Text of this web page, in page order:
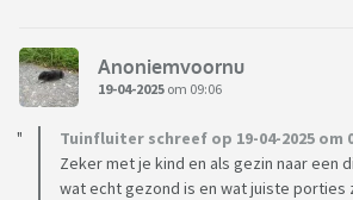
Anoniemvoornu
19-04-2025 om 09:06
Tuinfluiter schreef op 19-04-2025 om
Zeker met je kind en als gezin naar een
wat echt gezond is en wat juiste porties